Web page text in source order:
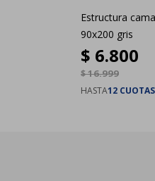
Estructura
90x200 gris
$ 6.800
$16.999
HASTA12 CUOTAS